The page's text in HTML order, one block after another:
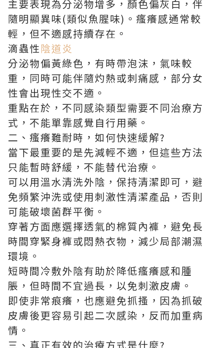
主要表現為分泌物增多，顏色偏灰白，伴
隨明顯異味(類似魚腥味)。瘙癢感通常較
輕，但不適感持續存在。
滴蟲性陰道炎
分泌物偏黃綠色，有時帶泡沫，氣味較
重，同時可能伴隨灼熱或刺痛感，部分女
性會出現性交不適。
重點在於，不同感染類型需要不同治療方
式，不能單靠感覺自行用藥。
二、瘙癢難耐時，如何快速緩解?
當下最重要的是先減輕不適，但這些方法
只能暫時舒緩，不能替代治療。
可以用溫水清洗外陰，保持清潔即可，避
免頻繁沖洗或使用刺激性清潔產品，否則
可能破壞菌群平衡。
穿著方面應選擇透氣的棉質內褲，避免長
時間穿緊身褲或悶熱衣物，減少局部潮濕
環境。
短時間冷敷外陰有助於降低瘙癢感和腫
脹，但時間不宜過長，以免刺激皮膚。
即使非常痕癢，也應避免抓搔，因為抓破
皮膚後更容易引起二次感染，反而加重病
情。
三、真正有效的治療方式是什麼?